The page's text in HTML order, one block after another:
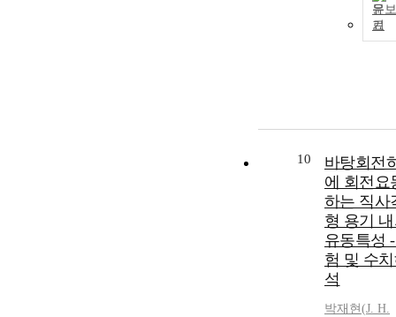
문보
기
10
바탕회전
에 회전요
하는 직사
형 용기
유동특성
험 및 수
석
박재현(J. H.